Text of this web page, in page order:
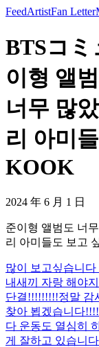
FeedArtistFan Letter
BTSコ
이형 앨
너무 많
리 아미
KOOK
2024 年 6 月 1 日
준이형 앨범도 너
리 아미들도 보고
많이 보고싶습니
내새끼 자랑 해야
단결!!!!!!!!!정말 감
찾아 뵙겠습니다
다 운동도 열심히
게 잘하고 있습니